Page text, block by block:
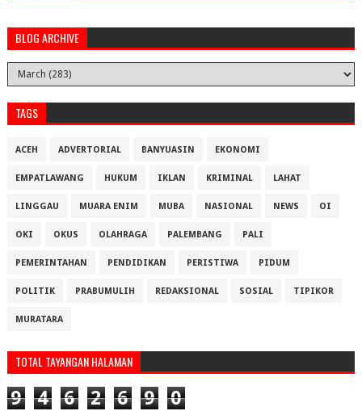
BLOG ARCHIVE
TAGS
ACEH ADVERTORIAL BANYUASIN EKONOMI
EMPATLAWANG HUKUM IKLAN KRIMINAL LAHAT
LINGGAU MUARA ENIM MUBA NASIONAL NEWS OI
OKI OKUS OLAHRAGA PALEMBANG PALI
PEMERINTAHAN PENDIDIKAN PERISTIWA PIDUM
POLITIK PRABUMULIH REDAKSIONAL SOSIAL TIPIKOR
MURATARA
TOTAL TAYANGAN HALAMAN
9 4 6 2 6 9 0